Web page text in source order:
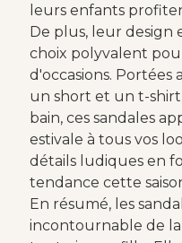
leurs enfants
De plus, leur design
choix polyvalent
d'occasions. Portées
un short et un t-
bain, ces sandales
estivale à tous vos
détails ludiques en
tendance cette
En résumé, les
incontournable de